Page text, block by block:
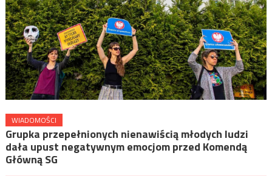
WIADOMOŚCI
Grupka przepełnionych nienawiścią młodych ludzi
dała upust negatywnym emocjom przed Komendą
Główną SG